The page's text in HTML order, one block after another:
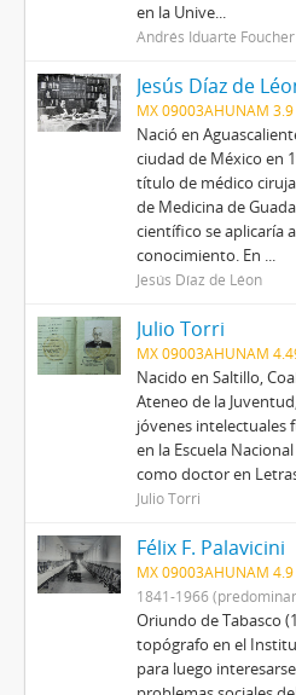
en la Unive...
Andrés Iduarte Foucher
Jesús Díaz de
MX 09003AHUNAM 3.9
Nació en
ciudad de México en
título de médico
de Medicina de
científico se aplicaría
conocimiento. En ...
Jesús Díaz de Léon
Julio Torri
MX 09003AHUNAM
Nacido en Saltillo,
Ateneo de la
jóvenes intelectuales
en la Escuela
como doctor en
Julio Torri
Félix F. Palavicini
MX 09003AHUNAM 4.9
1841-1966
Oriundo de Tabasco
topógrafo en el
para luego